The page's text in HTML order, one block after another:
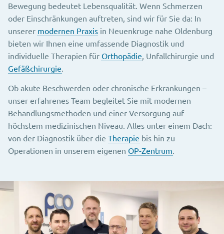
Bewegung bedeutet Lebensqualität. Wenn Schmerzen
oder Einschränkungen auftreten, sind wir für Sie da: In
unserer modernen Praxis in Neuenkruge nahe Oldenburg
bieten wir Ihnen eine umfassende Diagnostik und
individuelle Therapien für Orthopädie, Unfallchirurgie und
Gefäßchirurgie.
Ob akute Beschwerden oder chronische Erkrankungen –
unser erfahrenes Team begleitet Sie mit modernen
Behandlungsmethoden und einer Versorgung auf
höchstem medizinischen Niveau. Alles unter einem Dach:
von der Diagnostik über die Therapie bis hin zu
Operationen in unserem eigenen OP-Zentrum.